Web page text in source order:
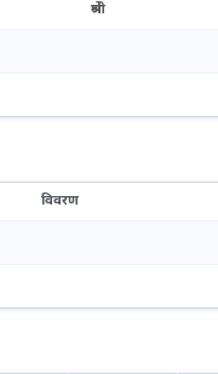
श्रेणी
विवरण